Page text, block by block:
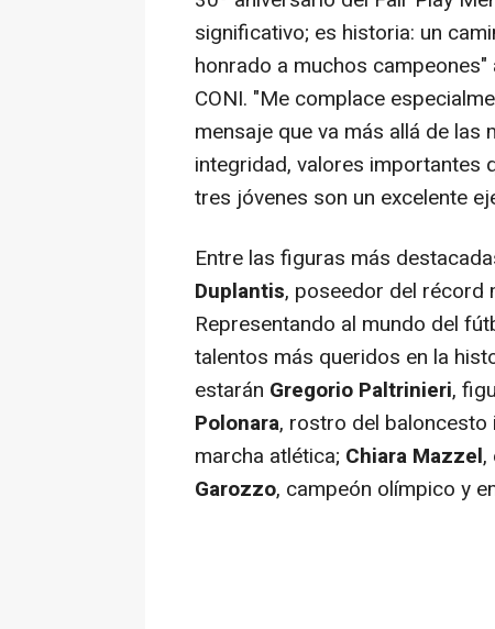
significativo; es historia: un
honrado a muchos campeones"
CONI. "Me complace
mensaje que va más allá de las
integridad, valores importantes
tres jóvenes son un excelente
Entre las figuras más
Duplantis, poseedor del récord
Representando al mundo del
talentos más queridos en la
estarán Gregorio Paltrinieri,
Polonara, rostro del
marcha atlética; Chiara Mazzel,
Garozzo, campeón olímpico y